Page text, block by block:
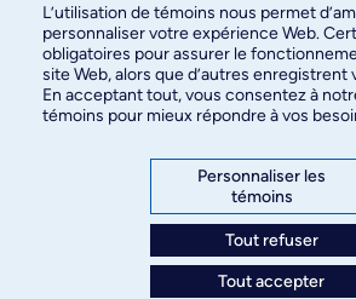
Bureau des communications et
des relations publiques
3744, rue Jean-Brillant, bureau 490
Montréal (Québec) H3T 1P1
L’utilisation de témoins nous permet
personnaliser votre expérience Web.
obligatoires pour assurer le
site Web, alors que d’autres
En acceptant tout, vous consentez à
témoins pour mieux répondre à vos
Personnaliser les
témoins
Tout refuser
Tout accepter